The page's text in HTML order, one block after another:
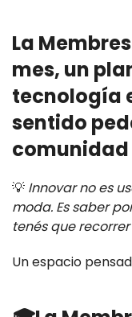
La
mes, un
tecnología
sentido
💡 Innovar no es
moda. Es saber
tenés que
Un espacio